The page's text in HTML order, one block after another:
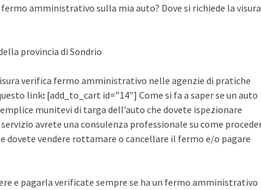
amministrativo sulla mia auto? Dove si richiede la visura
provincia di Sondrio
verifica fermo amministrativo nelle agenzie di pratiche
link: [add_to_cart id=”14″] Come si fa a saper se un auto
munitevi di targa dell’auto che dovete ispezionare
avrete una consulenza professionale su come
vendere rottamare o cancellare il fermo e/o pagare
e pagarla verificate sempre se ha un fermo amministrativo